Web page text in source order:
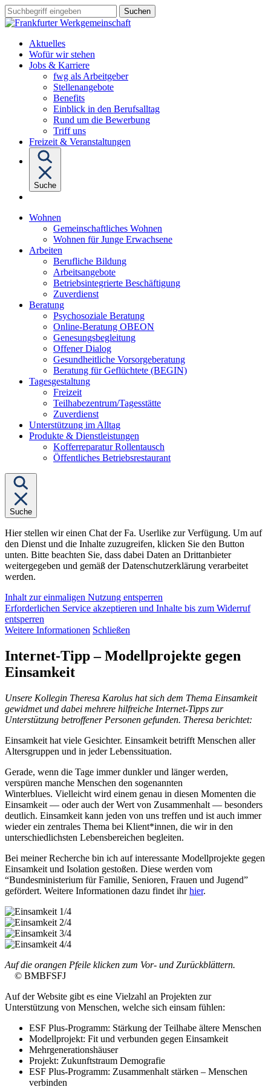
Sprungziel:
Zum
Sprungziel:
Zur
Sprungziel:
Zum
Suchbegriff
eingeben
Aktuelles
Wofür wir stehen
Jobs & KarriereUntermenü
von
"Jobs
&
fwg als Arbeitgeber
Stellenangebote
Benefits
Einblick in den Berufsalltag
Rund um die Bewerbung
Triff uns
Freizeit & Veranstaltungen
Suche
Wohnen
von
"Wohnen"
Gemeinschaftliches Wohnen
Wohnen für Junge Erwachsene
Arbeiten
von
"Arbeiten"
Berufliche Bildung
Arbeitsangebote
Betriebsintegrierte Beschäftigung
Zuverdienst
BeratungUntermenü
von
"Beratung"
Psychosoziale Beratung
Online-Beratung OBEON
Genesungsbegleitung
Offener Dialog
Gesundheitliche Vorsorgeberatung
Beratung für Geflüchtete (BEGIN)
TagesgestaltungUntermenü
"Tagesgestaltung"
Freizeit
Teilhabezentrum/Tagesstätte
Zuverdienst
Unterstützung im Alltag
Produkte & Dienstleistungen
von
"Produkte
&
Kofferreparatur Rollentausch
Öffentliches Betriebsrestaurant
Suche
Hier stellen wir einen Chat der Fa. Userlike zur Verfügung. Um auf
den Dienst und die Inhalte zuzugreifen, klicken Sie den Button
unten. Bitte beachten Sie, dass dabei Daten an Drittanbieter
weitergegeben und gemäß der Datenschutzerklärung verarbeitet
werden.
Inhalt zur einmaligen Nutzung entsperren
Erforderlichen Service akzeptieren und Inhalte bis zum Widerruf
entsperren
Weitere Informationen Schließen
Internet-Tipp – Modellprojekte gegen
Einsamkeit
Unsere Kollegin Theresa Karolus hat sich dem Thema Einsamkeit
gewidmet und dabei mehrere hilfreiche Internet-Tipps zur
Unterstützung betroffener Personen gefunden. Theresa berichtet:
Einsamkeit hat viele Gesichter. Einsamkeit betrifft Menschen aller
Altersgruppen und in jeder Lebenssituation.
Gerade, wenn die Tage immer dunkler und länger werden,
verspüren manche Menschen den sogenannten
Winterblues. Vielleicht wird einem genau in diesen Momenten die
Einsamkeit — oder auch der Wert von Zusammenhalt — besonders
deutlich. Einsamkeit kann jeden von uns treffen und ist auch immer
wieder ein zentrales Thema bei Klient*innen, die wir in den
unterschiedlichsten Lebensbereichen begleiten.
Bei meiner Recherche bin ich auf interessante Modellprojekte gegen
Einsamkeit und Isolation gestoßen. Diese werden vom
“Bundesministerium für Familie, Senioren, Frauen und Jugend”
gefördert. Weitere Informationen dazu findet ihrhier.
Auf die orangen Pfeile klicken zum Vor- und Zurückblättern.
© BMBFSFJ
Auf der Website gibt es eine Vielzahl an Projekten zur
Unterstützung von Menschen, welche sich einsam fühlen:
ESF Plus-Programm: Stärkung der Teilhabe ältere Menschen
Modellprojekt: Fit und verbunden gegen Einsamkeit
Mehrgenerationshäuser
Projekt: Zukunftstraum Demografie
ESF Plus-Programm: Zusammenhalt stärken – Menschen
verbinden